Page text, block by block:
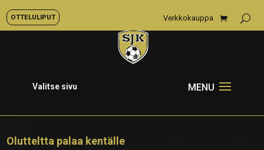
OTTELULIPUT Verkkokauppa
Valitse sivu
Olutteltta palaa kentälle